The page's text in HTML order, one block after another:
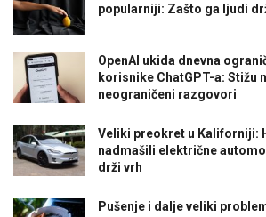
popularniji: Zašto ga ljudi
OpenAI ukida dnevna
korisnike ChatGPT-a: Stižu
neograničeni razgovori
Veliki preokret u Kaliforniji:
nadmašili električne
drži vrh
Pušenje i dalje veliki